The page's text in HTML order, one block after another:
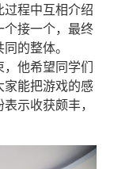
程中互相介绍
个接一个，最终
的整体。
他希望同学们
家能把游戏的感
示收获颇丰，